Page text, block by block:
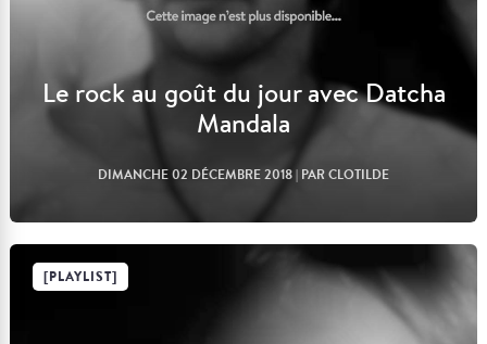
Le rock au goût du jour avec Datcha
Mandala
DIMANCHE 02 DÉCEMBRE 2018| PAR CLOTILDE
[PLAYLIST]